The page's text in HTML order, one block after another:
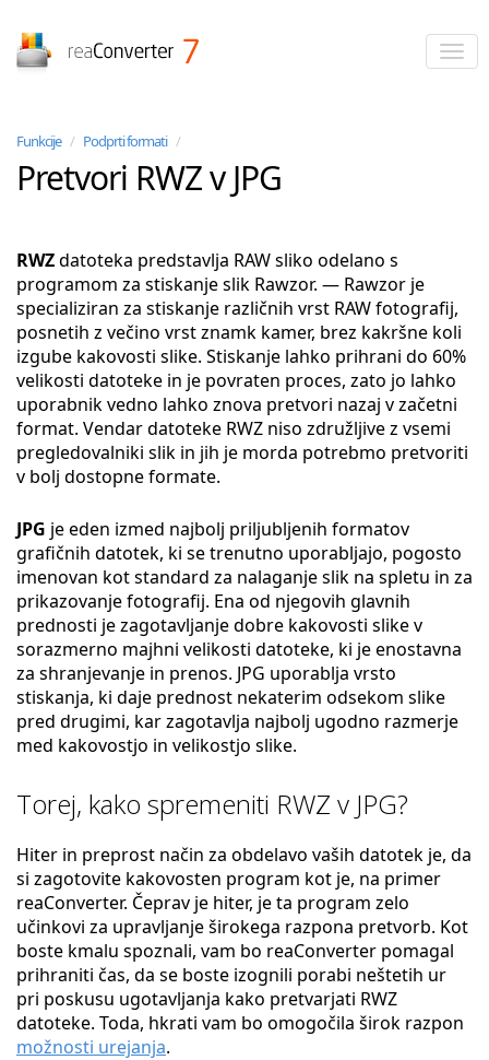
Funkcije / Podprti formati /
Pretvori RWZ v JPG
RWZdatoteka predstavlja RAW sliko odelano s
programom za stiskanje slik Rawzor. — Rawzor je
specializiran za stiskanje različnih vrst RAW fotografij,
posnetih z večino vrst znamk kamer, brez kakršne koli
izgube kakovosti slike. Stiskanje lahko prihrani do 60%
velikosti datoteke in je povraten proces, zato jo lahko
uporabnik vedno lahko znova pretvori nazaj v začetni
format. Vendar datoteke RWZ niso združljive z vsemi
pregledovalniki slik in jih je morda potrebmo pretvoriti
v bolj dostopne formate.
JPG je eden izmed najbolj priljubljenih formatov
grafičnih datotek, ki se trenutno uporabljajo, pogosto
imenovan kot standard za nalaganje slik na spletu in za
prikazovanje fotografij. Ena od njegovih glavnih
prednosti je zagotavljanje dobre kakovosti slike v
sorazmerno majhni velikosti datoteke, ki je enostavna
za shranjevanje in prenos. JPG uporablja vrsto
stiskanja, ki daje prednost nekaterim odsekom slike
pred drugimi, kar zagotavlja najbolj ugodno razmerje
med kakovostjo in velikostjo slike.
Torej, kako spremeniti RWZ v JPG?
Hiter in preprost način za obdelavo vaših datotek je, da
si zagotovite kakovosten program kot je, na primer
reaConverter. Čeprav je hiter, je ta program zelo
učinkovi za upravljanje širokega razpona pretvorb. Kot
boste kmalu spoznali, vam bo reaConverter pomagal
prihraniti čas, da se boste izognili porabi neštetih ur
pri poskusu ugotavljanja kako pretvarjati RWZ
datoteke. Toda, hkrati vam bo omogočila širok razpon
možnosti urejanja.